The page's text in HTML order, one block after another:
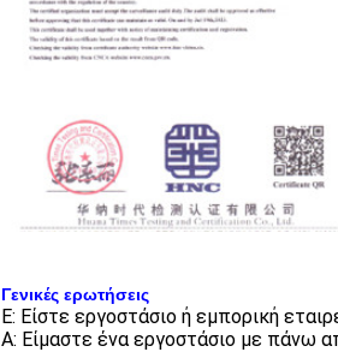
Γενικές ερωτήσεις
Ε: Είστε εργοστάσιο ή εμπορική
Α: Είμαστε ένα εργοστάσιο με πάνω